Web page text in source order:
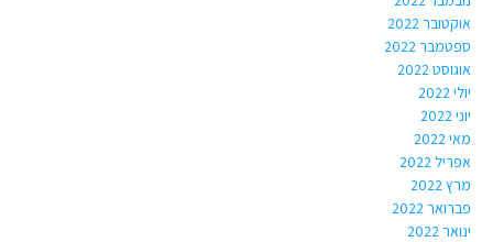
אוקטובר 2022
ספטמבר 2022
אוגוסט 2022
יולי 2022
יוני 2022
מאי 2022
אפריל 2022
מרץ 2022
פברואר 2022
ינואר 2022